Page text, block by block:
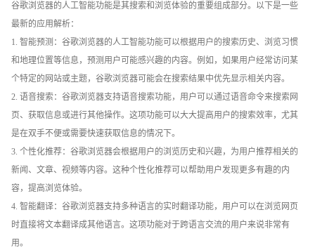
谷歌浏览器的人工智能功能是其搜索和浏览体验的重要组成部分。以下是一些
最新的应用解析：
1. 智能预测：谷歌浏览器的人工智能功能可以根据用户的搜索历史、浏览习惯
和地理位置等信息，预测用户可能感兴趣的内容。例如，如果用户经常访问某
个特定的网站或主题，谷歌浏览器可能会在搜索结果中优先显示相关内容。
2. 语音搜索：谷歌浏览器支持语音搜索功能，用户可以通过语音命令来搜索网
页、获取信息或进行其他操作。这项功能可以大大提高用户的搜索效率，尤其
是在双手不便或需要快速获取信息的情况下。
3. 个性化推荐：谷歌浏览器会根据用户的浏览历史和兴趣，为用户推荐相关的
新闻、文章、视频等内容。这种个性化推荐可以帮助用户发现更多有趣的内
容，提高浏览体验。
4. 智能翻译：谷歌浏览器支持多种语言的实时翻译功能，用户可以在浏览网页
时直接将文本翻译成其他语言。这项功能对于跨语言交流的用户来说非常有
用。